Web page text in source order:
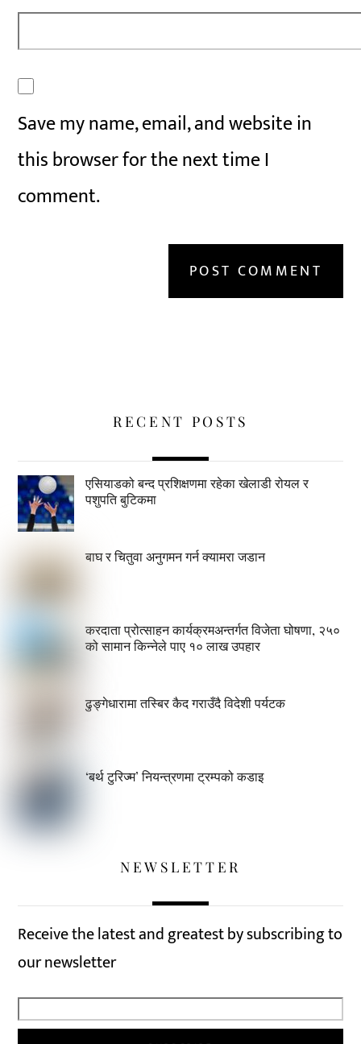
Save my name, email, and website in
this browser for the next time I
comment.
RECENT POSTS
एसियाडको बन्द प्रशिक्षणमा रहेका खेलाडी रोयल र
पशुपति बुटिकमा
बाघ र चितुवा अनुगमन गर्न क्यामरा जडान
करदाता प्रोत्साहन कार्यक्रमअन्तर्गत विजेता घोषणा, २५०
को सामान किन्नेले पाए १० लाख उपहार
ढुङ्गेधारामा तस्बिर कैद गराउँदै विदेशी पर्यटक
‘बर्थ टुरिज्म’ नियन्त्रणमा ट्रम्पको कडाइ
NEWSLETTER
Receive the latest and greatest by subscribing to
our newsletter